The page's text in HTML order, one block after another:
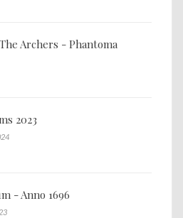
Archers - Phantoma
2023
- Anno 1696